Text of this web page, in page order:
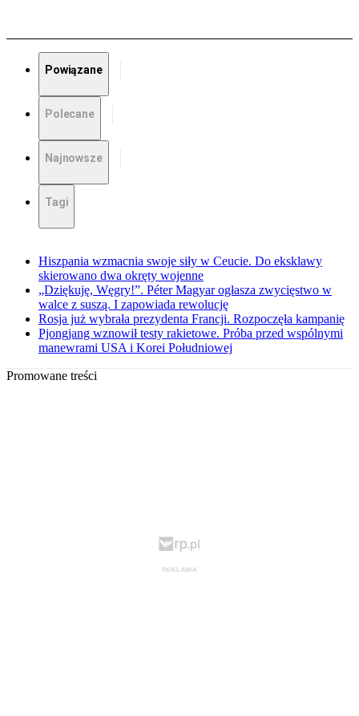
Powiązane
Polecane
Najnowsze
Tagi
Hiszpania wzmacnia swoje siły w Ceucie. Do eksklawy
skierowano dwa okręty wojenne
„Dziękuję, Węgry!”. Péter Magyar ogłasza zwycięstwo w
walce z suszą. I zapowiada rewolucję
Rosja już wybrała prezydenta Francji. Rozpoczęła kampanię
Pjongjang wznowił testy rakietowe. Próba przed wspólnymi
manewrami USA i Korei Południowej
Promowane treści